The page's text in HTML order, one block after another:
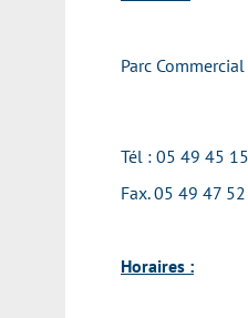
Parc
Tél : 05 49 45
Fax. 05 49 47
Horaires :